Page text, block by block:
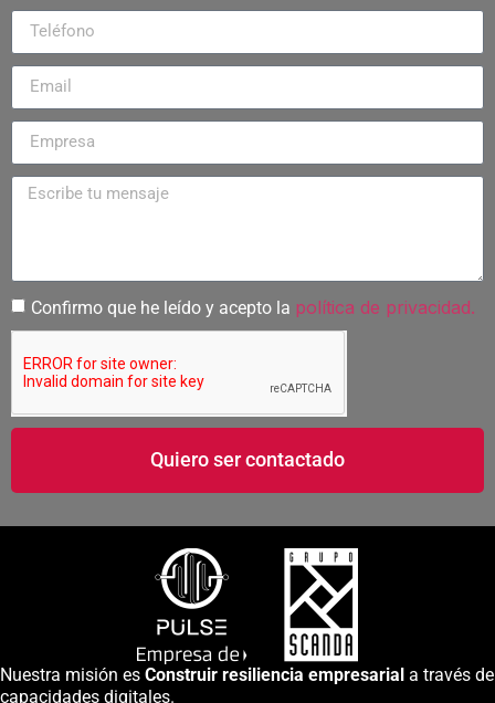
Confirmo que he leído y acepto la política de privacidad.
Quiero ser contactado
Nuestra misión es Construir resiliencia empresarial a través de
capacidades digitales.